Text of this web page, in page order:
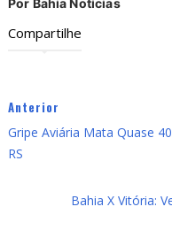
Por Bahia Notícias
Compartilhe
Anterior
Gripe Aviária Mata Quase
RS
Bahia X Vitória: